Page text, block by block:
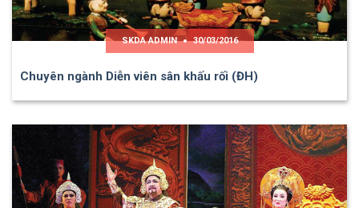
SKDA ADMIN 30/03/2016
Chuyên ngành Diễn viên sân khấu rối (ĐH)